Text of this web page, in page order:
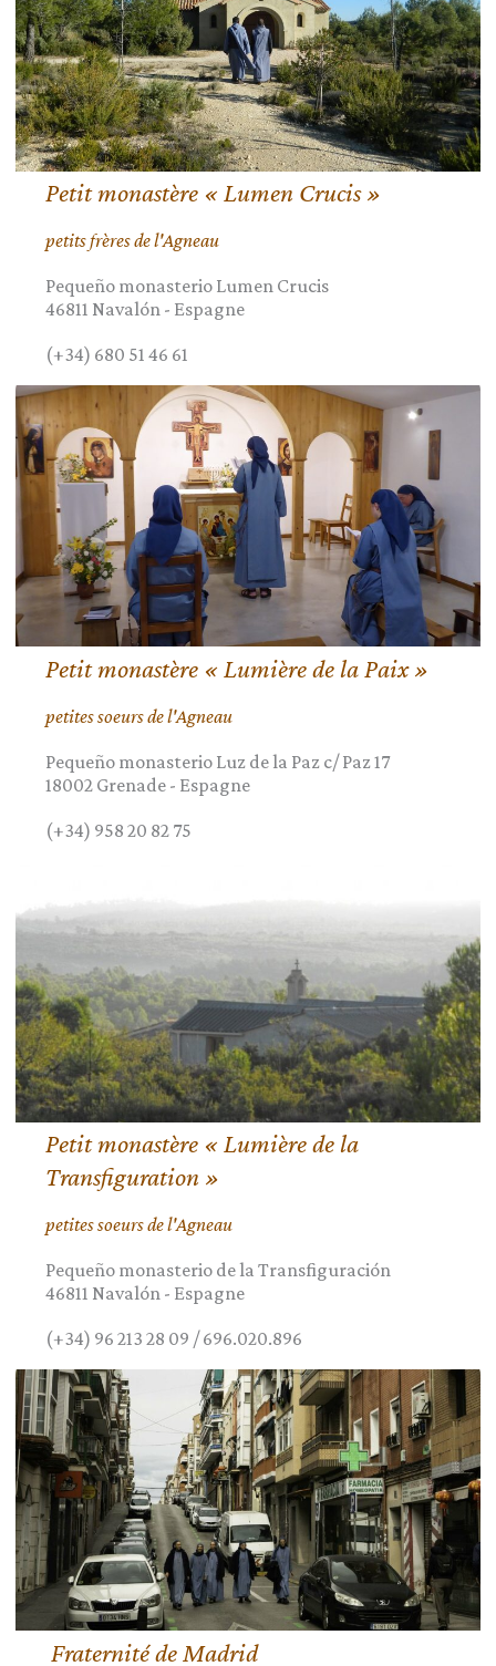
Petit monastère « Lumen Crucis »
petits frères de l'Agneau
Pequeño monasterio Lumen Crucis
46811 Navalón - Espagne
(+34) 680 51 46 61
Petit monastère « Lumière de la Paix »
petites soeurs de l'Agneau
Pequeño monasterio Luz de la Paz c/ Paz 17
18002 Grenade - Espagne
(+34) 958 20 82 75
Petit monastère « Lumière de la
Transfiguration »
petites soeurs de l'Agneau
Pequeño monasterio de la Transfiguración
46811 Navalón - Espagne
(+34) 96 213 28 09 / 696.020.896
Fraternité de Madrid